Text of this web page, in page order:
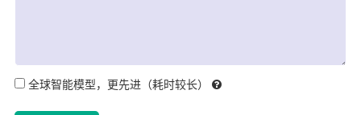
全球智能模型，更先进（耗时较长）